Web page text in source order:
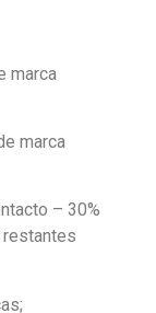
marca
marca
– 30%
restantes